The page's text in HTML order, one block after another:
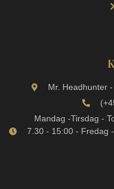
Mr. Headhunter
Mandag -Tirsdag -
7.30 - 15:00 - Fredag